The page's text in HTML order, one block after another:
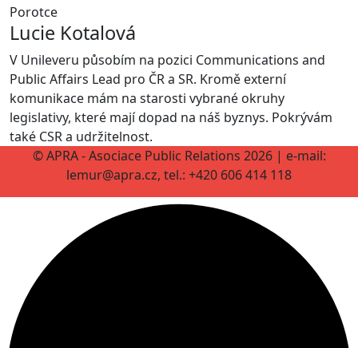
Porotce
Lucie Kotalová
V Unileveru působím na pozici Communications and
Public Affairs Lead pro ČR a SR. Kromě externí
komunikace mám na starosti vybrané okruhy
legislativy, které mají dopad na náš byznys. Pokrývám
také CSR a udržitelnost.
© APRA - Asociace Public Relations 2026 | e-mail:
lemur@apra.cz, tel.: +420 606 414 118